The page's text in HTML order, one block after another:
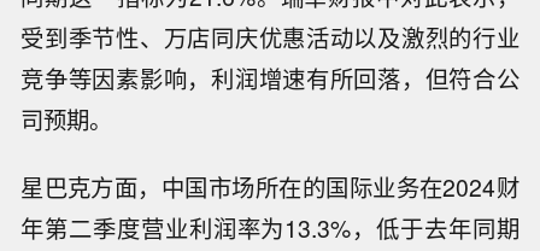
但Manner所处的中国咖啡行业环境已经在这些年
发生了巨大的变化。
活下来的企业普遍面临毛利率极度压缩、成本高
企的问题，过去一年的各家财报清晰说明这一